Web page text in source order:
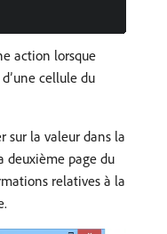
action lorsque
cellule du
sur la valeur dans la
deuxième page du
relatives à la